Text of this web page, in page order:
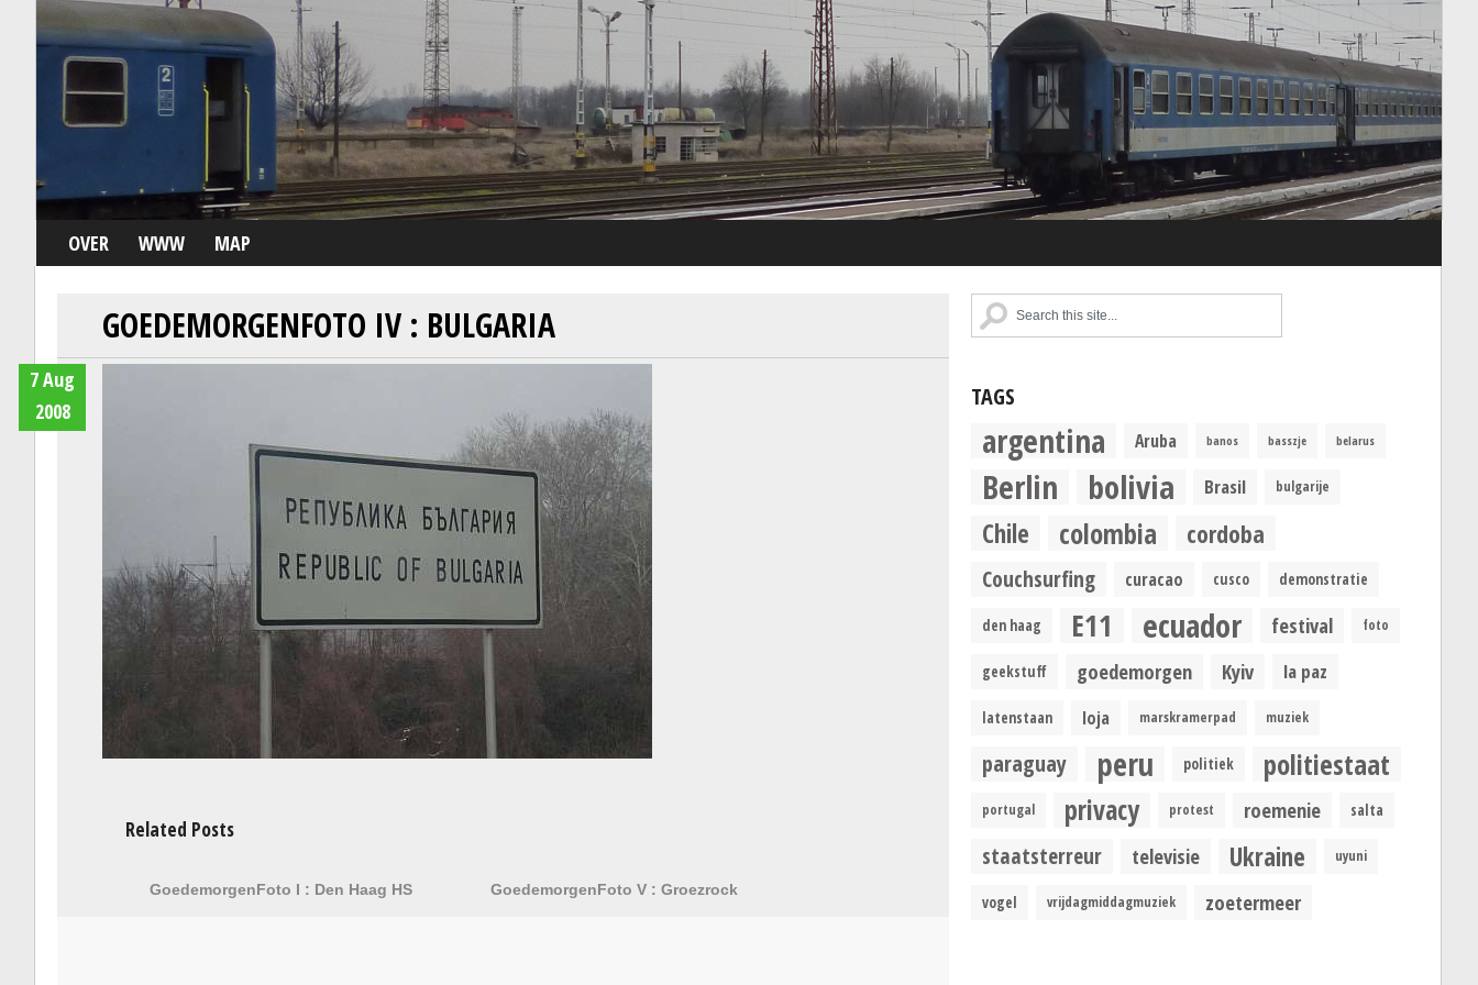
OVER WWW MAP
GOEDEMORGENFOTO IV : BULGARIA
7 Aug
2008
Related Posts
GoedemorgenFoto I : Den Haag HS GoedemorgenFoto V : Groezrock
TAGS
argentina Aruba banos basszje belarus
Berlin bolivia Brasil bulgarije
Chile colombia cordoba
Couchsurfing curacao cusco demonstratie
den haag E11 ecuador festival foto
geekstuff goedemorgen Kyiv la paz
latenstaan loja marskramerpad muziek
paraguay peru politiek politiestaat
portugal privacy protest roemenie salta
staatsterreur televisie Ukraine uyuni
vogel vrijdagmiddagmuziek zoetermeer